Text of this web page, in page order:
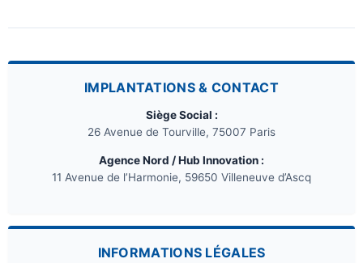
IMPLANTATIONS & CONTACT
Siège Social :
26 Avenue de Tourville, 75007 Paris
Agence Nord / Hub Innovation :
11 Avenue de l’Harmonie, 59650 Villeneuve d’Ascq
INFORMATIONS LÉGALES